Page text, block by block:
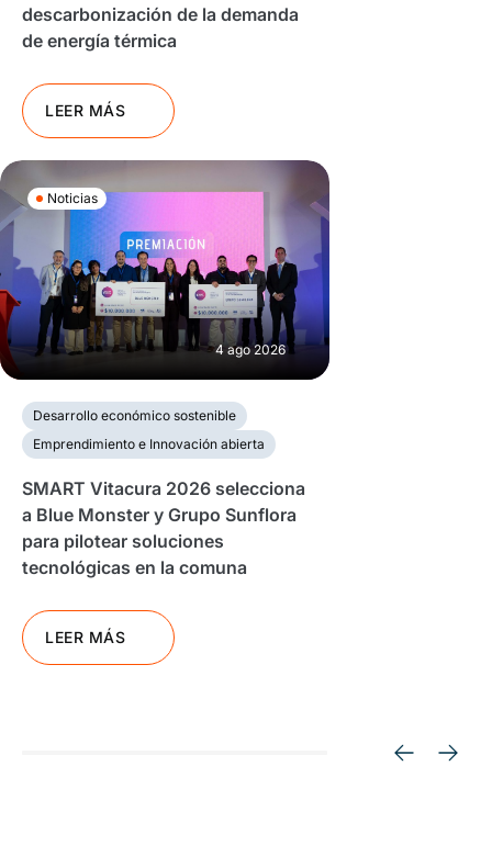
descarbonización de la demanda
de energía térmica
LEER MÁS
Noticias
4 ago 2026
Desarrollo económico sostenible
Emprendimiento e Innovación abierta
SMART Vitacura 2026 selecciona
a Blue Monster y Grupo Sunflora
para pilotear soluciones
tecnológicas en la comuna
LEER MÁS